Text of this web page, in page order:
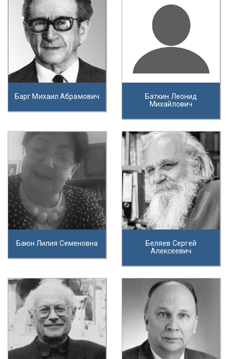
Барг Михаил Абрамович
Баткин Леонид
Михайлович
Баюн Лилия Семеновна
Беляев Сергей
Алексеевич